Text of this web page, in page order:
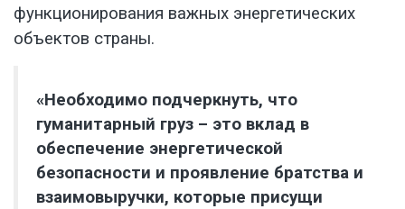
функционирования важных энергетических
объектов страны.
«Необходимо подчеркнуть, что
гуманитарный груз – это вклад в
обеспечение энергетической
безопасности и проявление братства и
взаимовыручки, которые присущи